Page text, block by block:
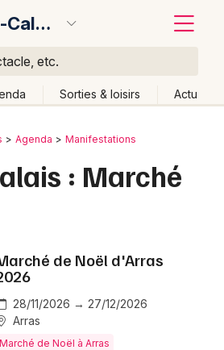
Pas-de-Calais
etc.
Sorties & loisirs Actu
Agenda Manifestations
: Marché
de Noël d'Arras
28/11/2026 → 27/12/2026
Arras
Marché de Noël à Arras
de lieu